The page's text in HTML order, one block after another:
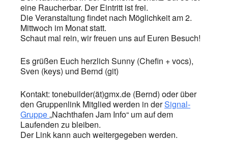
eine Raucherbar. Der Eintritt ist frei.
Die Veranstaltung findet nach Möglichkeit am 2.
Mittwoch im Monat statt.
Schaut mal rein, wir freuen uns auf Euren Besuch!
Es grüßen Euch herzlich Sunny (Chefin + vocs),
Sven (keys) und Bernd (git)
Kontakt: tonebuilder(ät)gmx.de (Bernd) oder über
den Gruppenlink Mitglied werden in derSignal-
Gruppe„Nachthafen Jam Info“ um auf dem
Laufenden zu bleiben.
Der Link kann auch weitergegeben werden.